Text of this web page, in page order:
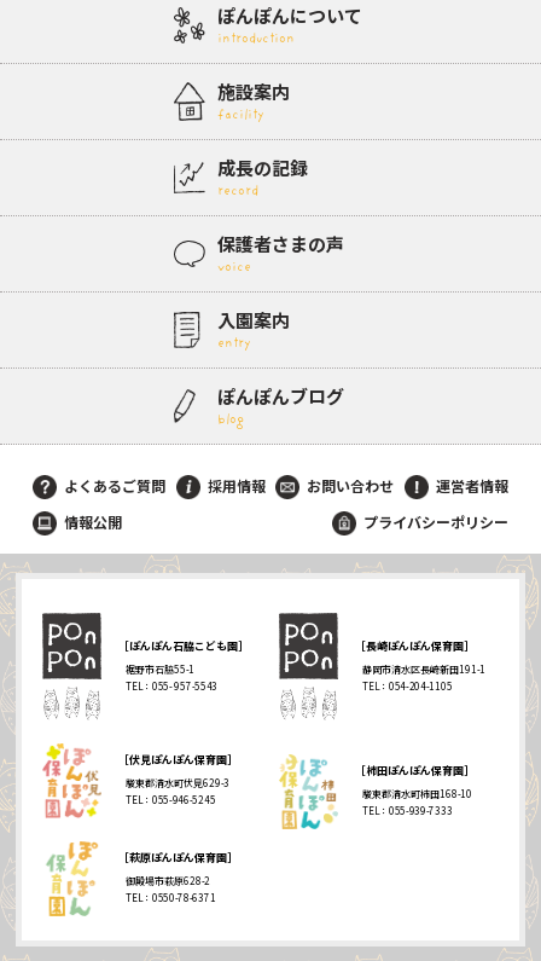
ぽんぽんについて
introduction
施設案内
facility
成長の記録
record
保護者さまの声
voice
入園案内
entry
ぽんぽんブログ
blog
よくあるご質問 採用情報 お問い合わせ
運営者情報
情報公開
プライバシーポリシー
［ぽんぽん石脇こども園］
裾野市石脇55-1
TEL：055- 957-5543
［長崎ぽんぽん保育園］
静岡市清水区長崎新田191-1
TEL：054-204-1105
［伏見ぽんぽん保育園］
駿東郡清水町伏見629-3
TEL：055-946-5245
［柿田ぽんぽん保育園］
駿東郡清水町柿田168-10
TEL：055-939-7333
［萩原ぽんぽん保育園］
御殿場市萩原628-2
TEL：0550-78-6371